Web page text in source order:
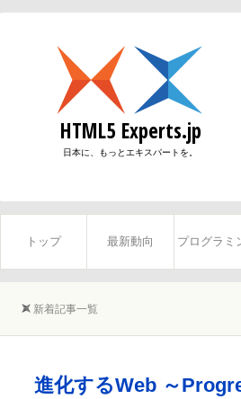
HTML5 Experts.jp
日本に、もっとエキスパートを。
トップ 最新動向 プログラミ
新着記事一覧
進化するWeb ～